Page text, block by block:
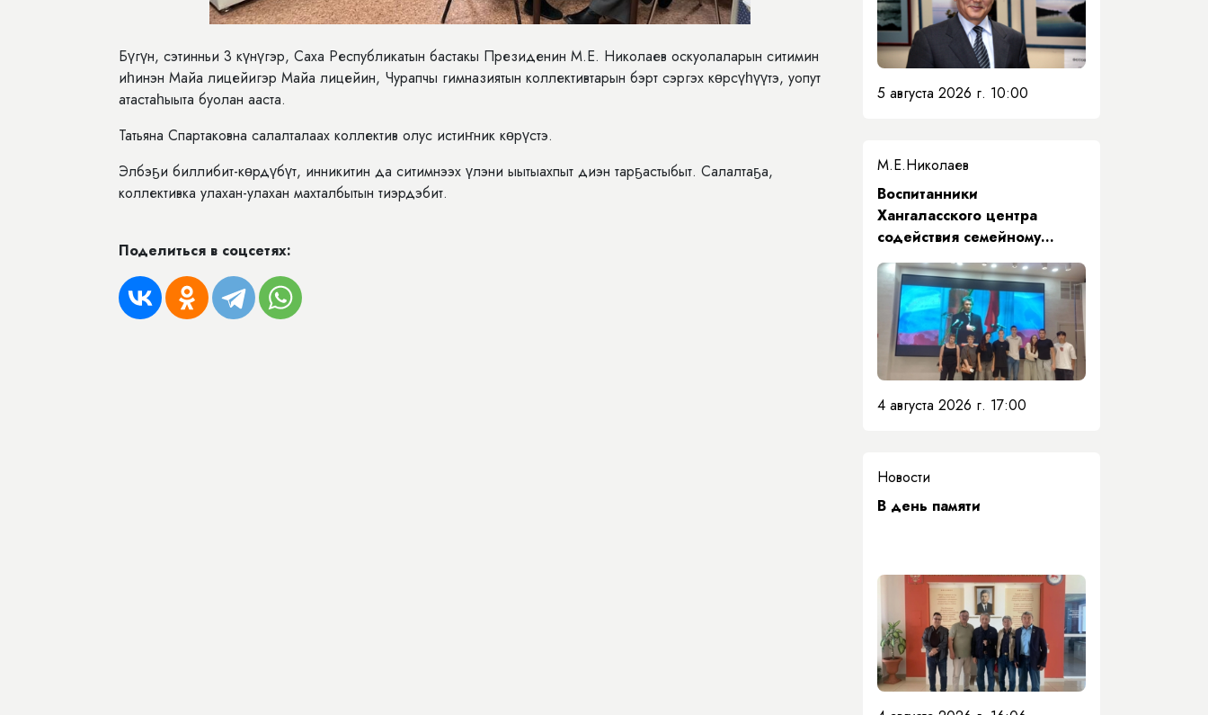
Бүгүн, сэтинньи 3 күнүгэр, Саха Республикатын бастакы Президенин М.Е. Николаев оскуолаларын ситимин
иһинэн Майа лицейигэр Майа лицейин, Чурапчы гимназиятын коллективтарын бэрт сэргэх көрсүһүүтэ, уопут
атастаһыыта буолан ааста.
Татьяна Спартаковна салалталаах коллектив олус истиҥник көрүстэ.
Элбэҕи биллибит-көрдүбүт, инникитин да ситимнээх үлэни ыытыахпыт диэн тарҕастыбыт. Салалтаҕа,
коллективка улахан-улахан махталбытын тиэрдэбит.
Поделиться в соцсетях:
5 августа 2026 г. 10:00
М.Е.Николаев
​Воспитанники
Хангаласского центра
содействия семейному
воспитанию почтили память
Первого Президента Якутии
4 августа 2026 г. 17:00
Новости
​В день памяти